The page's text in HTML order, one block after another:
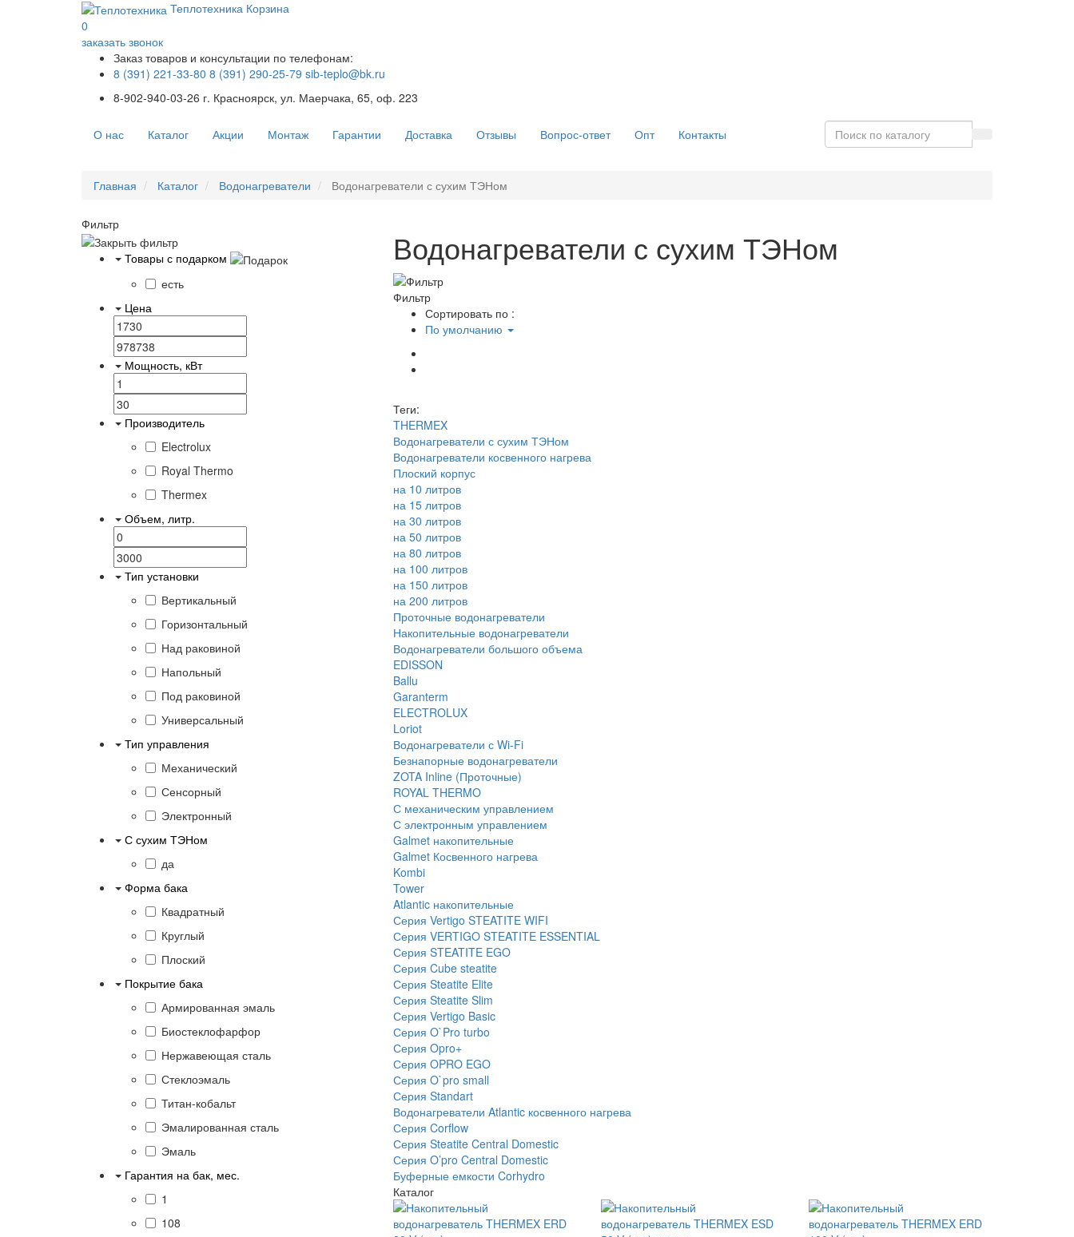
Теплотехника Корзина
0
заказать звонок
Заказ товаров и консультации по телефонам:
8 (391) 221-33-80 8 (391) 290-25-79 sib-teplo@bk.ru
8-902-940-03-26 г. Красноярск, ул. Маерчака, 65, оф. 223
О нас Каталог Акции Монтаж Гарантии Доставка Отзывы Вопрос-ответ Опт Контакты
Главная Каталог Водонагреватели Водонагреватели с сухим ТЭНом
Фильтр
Товары с подарком
есть
Цена
Мощность, кВт
Производитель
Electrolux
Royal Thermo
Thermex
Объем, литр.
Тип установки
Вертикальный
Горизонтальный
Над раковиной
Напольный
Под раковиной
Универсальный
Тип управления
Механический
Сенсорный
Электронный
С сухим ТЭНом
да
Форма бака
Квадратный
Круглый
Плоский
Покрытие бака
Армированная эмаль
Биостеклофарфор
Нержавеющая сталь
Стеклоэмаль
Титан-кобальт
Эмалированная сталь
Эмаль
Гарантия на бак, мес.
1
108
Водонагреватели с сухим ТЭНом
Фильтр
Сортировать по :
По умолчанию
Теги:
THERMEX
Водонагреватели с сухим ТЭНом
Водонагреватели косвенного нагрева
Плоский корпус
на 10 литров
на 15 литров
на 30 литров
на 50 литров
на 80 литров
на 100 литров
на 150 литров
на 200 литров
Проточные водонагреватели
Накопительные водонагреватели
Водонагреватели большого объема
EDISSON
Ballu
Garanterm
ELECTROLUX
Loriot
Водонагреватели с Wi-Fi
Безнапорные водонагреватели
ZOTA Inline (Проточные)
ROYAL THERMO
С механическим управлением
С электронным управлением
Galmet накопительные
Galmet Косвенного нагрева
Kombi
Tower
Atlantic накопительные
Серия Vertigo STEATITE WIFI
Серия VERTIGO STEATITE ESSENTIAL
Серия STEATITE EGO
Серия Cube steatite
Серия Steatite Elite
Серия Steatite Slim
Серия Vertigo Basic
Серия O`Pro turbo
Серия Opro+
Серия OPRO EGO
Серия O`pro small
Серия Standart
Водонагреватели Atlantic косвенного нагрева
Серия Corflow
Серия Steatite Central Domestic
Серия O’pro Central Domestic
Буферные емкости Corhydro
Каталог